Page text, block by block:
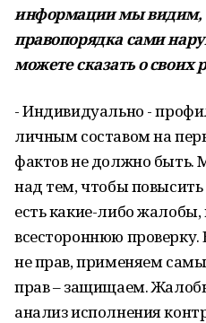
информации мы видим,
правопорядка сами
можете сказать о своих
- Индивидуально -
личным составом на
фактов не должно быть.
над тем, чтобы
есть какие-либо
всесторон­нюю
не прав, применяем
прав – защищаем.
анализ исполнения